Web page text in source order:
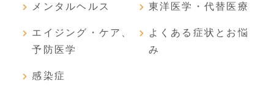
メンタルヘルス 東洋医学・代替医療
エイジング・ケア、
予防医学
よくある症状とお悩
み
感染症